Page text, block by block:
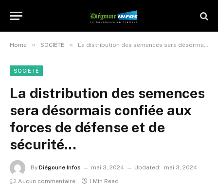
Home » SOCIÉTÉ » La distribution des semences sera désormais confiée aux forces de défense et de sécurité…
SOCIÉTÉ
La distribution des semences
sera désormais confiée aux
forces de défense et de
sécurité…
By Diégoune Infos mai 3, 2024 Updated:
mai 3, 2024
Aucun commentaire
1 Min Read